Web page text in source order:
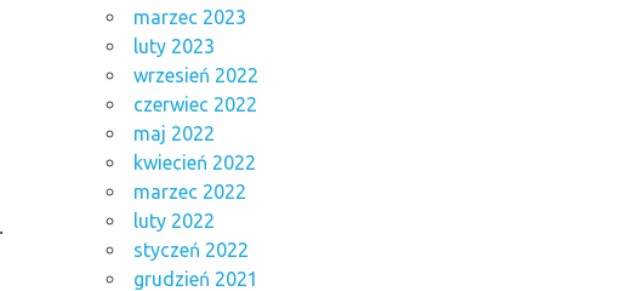
marzec 2023
luty 2023
wrzesień 2022
czerwiec 2022
maj 2022
kwiecień 2022
marzec 2022
luty 2022
styczeń 2022
grudzień 2021